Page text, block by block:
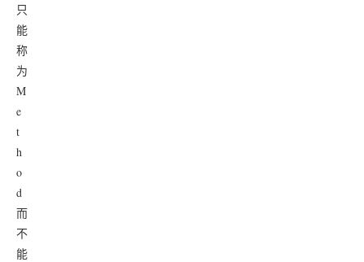
只
能
称
为
M
e
t
h
o
d
而
不
能